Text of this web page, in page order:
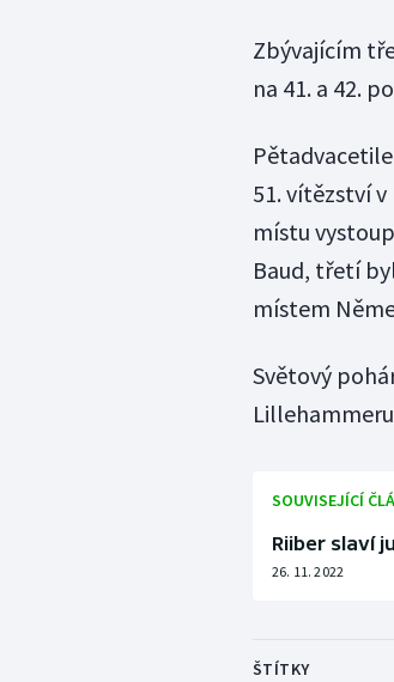
Zbývajícím
na 41. a 42.
51. vítězství
místu
Baud, třetí
místem
Světový
SOUVISEJÍCÍ
Riiber slaví
26. 11. 2022
ŠTÍTKY